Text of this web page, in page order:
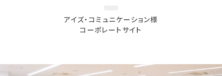
アイズ・コミュニケーション様
コーポレートサイト